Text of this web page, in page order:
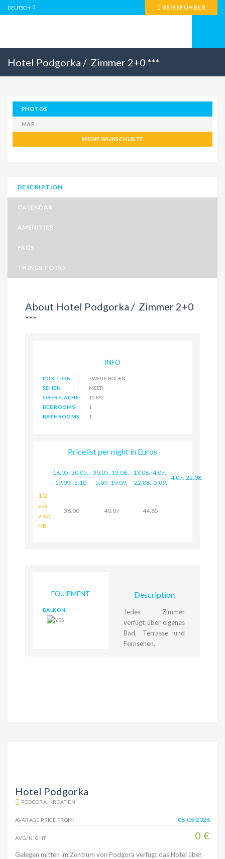
DEUTSCH REISEFÜHRER
Hotel Podgorka / Zimmer 2+0 ***
PHOTOS
MAP
MEINE WUNSCHLISTE
DESCRIPTION
CALENDAR
AMENITIES
FAQS
THINGS TO DO
About Hotel Podgorka / Zimmer 2+0
***
INFO
POSITION
ZWEITE BODEN
SEHEN
MEER
OBERFLÄCHE
15 M2
BEDROOMS
1
BATHROOMS
1
Pricelist per night in Euros
16.05.-30.05.,
19.09.- 3.10.
30.05.-13.06.,
5.09.-19.09.
13.06.- 4.07.,
22.08.- 5.09.
4.07.-22.08.
1/2
sea
view
HB
36.00 40.07 44.85
EQUIPMENT
BALKON:
Description
Jedes Zimmer
verfügt über eigenes
Bad, Terrasse und
Fernsehen.
Hotel Podgorka
PODGORA, KROATIEN
AVARAGE PRICE FROM: 08-08-2026
AVG/NIGHT 0 €
Gelegen mitten im Zentrum von Podgora verfügt das Hotel über